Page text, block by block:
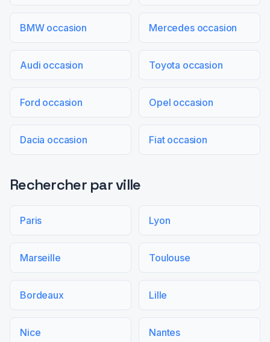
BMW occasion Mercedes occasion
Audi occasion Toyota occasion
Ford occasion Opel occasion
Dacia occasion Fiat occasion
Rechercher par ville
Paris Lyon
Marseille Toulouse
Bordeaux Lille
Nice Nantes